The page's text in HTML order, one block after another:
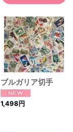
ブルガリア切手
1,498円